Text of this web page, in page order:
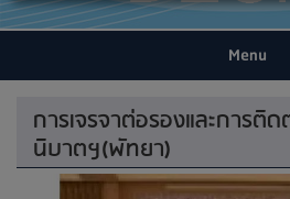
Menu
การเจรจาต่อรองและการติ
นิบาตฯ(พัทยา)